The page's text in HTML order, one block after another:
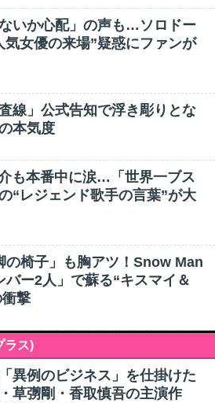
ないか心配」の声も…ソロドー
気女優の来場”疑惑にファンが
線」公式告知で浮き彫りとな
本気度
も本番中に涙…「世界一ブス
“レジェンド歌手の言葉”が大
の椅子」も胸アツ！Snow Man
ー2人」で蘇る“キスマイ＆
撃
ラス)
異例のビジネス」を仕掛けた
草彅剛・香取慎吾の主演作